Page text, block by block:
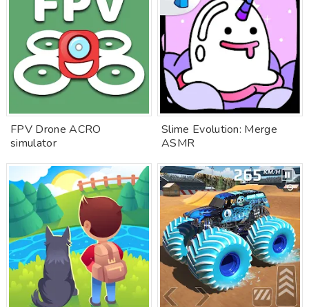
FPV Drone ACRO
simulator
Slime Evolution: Merge
ASMR